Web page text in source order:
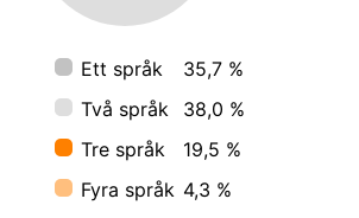
Ett språk
35,7 %
Två språk
38,0 %
Tre språk
19,5 %
Fyra språk 4,3 %